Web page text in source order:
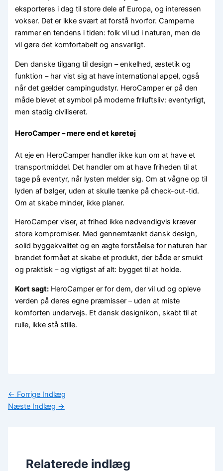
eksporteres i dag til store dele af Europa, og interessen
vokser. Det er ikke svært at forstå hvorfor. Camperne
rammer en tendens i tiden: folk vil ud i naturen, men de
vil gøre det komfortabelt og ansvarligt.
Den danske tilgang til design – enkelhed, æstetik og
funktion – har vist sig at have international appel, også
når det gælder campingudstyr. HeroCamper er på den
måde blevet et symbol på moderne friluftsliv: eventyrligt,
men stadig civiliseret.
HeroCamper – mere end et køretøj
At eje en HeroCamper handler ikke kun om at have et
transportmiddel. Det handler om at have friheden til at
tage på eventyr, når lysten melder sig. Om at vågne op til
lyden af bølger, uden at skulle tænke på check-out-tid.
Om at skabe minder, ikke planer.
HeroCamper viser, at frihed ikke nødvendigvis kræver
store kompromiser. Med gennemtænkt dansk design,
solid byggekvalitet og en ægte forståelse for naturen har
brandet formået at skabe et produkt, der både er smukt
og praktisk – og vigtigst af alt: bygget til at holde.
Kort sagt: HeroCamper er for dem, der vil ud og opleve
verden på deres egne præmisser – uden at miste
komforten undervejs. Et dansk designikon, skabt til at
rulle, ikke stå stille.
← Forrige Indlæg
Næste Indlæg →
Relaterede indlæg